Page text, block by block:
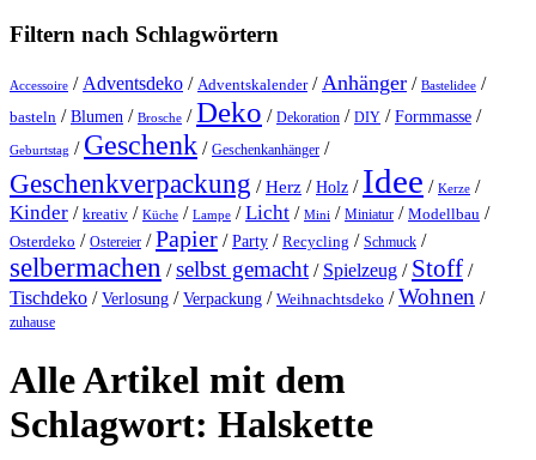
Filtern nach Schlagwörtern
Accessoire / Adventsdeko / Adventskalender/Anhänger / Bastelidee /
basteln /Blumen / Brosche /Deko / Dekoration / DIY /Formmasse /
Geburtstag / Geschenk / Geschenkanhänger /
Geschenkverpackung /Herz /Holz / Idee / Kerze /
Kinder / kreativ / Küche / Lampe /Licht / Mini / Miniatur / Modellbau /
Osterdeko / Ostereier /Papier /Party / Recycling / Schmuck /
selbermachen /selbst gemacht / Spielzeug / Stoff /
Tischdeko /Verlosung /Verpackung / Weihnachtsdeko /Wohnen /
zuhause
Alle Artikel mit dem
Schlagwort: Halskette